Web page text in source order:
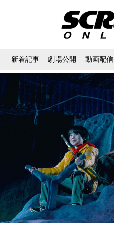
新着記事 劇場公開 動画配信